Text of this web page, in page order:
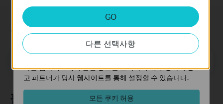
구독
팔로우 하기
GO
다른 선택사항
분석 및 마케팅 쿠키
분석 쿠키는 웹사이트의 기능을 개선하고 조정하기 위해
웹사이트에서의 사용자 활동을 분석하는 데 사용하는 쿠키
입니다.
마케팅 쿠키는 귀하의 관심사에 대한 프로필을 생성하고
다른 웹사이트에서 관련 광고를 표시하기 위해 당사의 광
고 파트너가 당사 웹사이트를 통해 설정할 수 있습니다.
모든 쿠키 허용